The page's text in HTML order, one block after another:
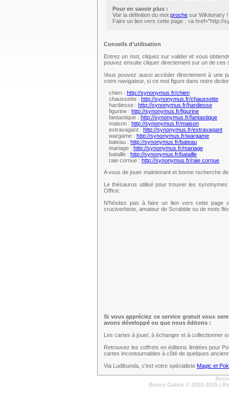
Pour en savoir plus :
Voir la définition du mot proche sur Wiktionary !
Faire un lien vers cette page : <a href="http://
Conseils d'utilisation
Entrez un mot, cliquez sur valider et vous
pouvez ensuite cliquer directement sur un de
Vous pouvez aussi accéder directement à une
votre navigateur, si ce mot figure dans notre
chien : http://synonymus.fr/chien
chaussette : http://synonymus.fr/chaussette
hardiesse : http://synonymus.fr/hardiesse
figurine : http://synonymus.fr/figurine
fantastique : http://synonymus.fr/fantastique
maison : http://synonymus.fr/maison
extravagant : http://synonymus.fr/extravagant
wargame : http://synonymus.fr/wargame
bateau : http://synonymus.fr/bateau
mariage : http://synonymus.fr/mariage
bataille : http://synonymus.fr/bataille
raie cornue : http://synonymus.fr/raie cornue
A vous de jouer maintenant et bonne recherche
Le thésaurus utilisé pour trouver les
Office.
N'hésitez pas à faire un lien vers cette
cruciverbiste, amateur de Scrabble ou de mots
Si vous appréciez ce service gratuit vous
avons développé ou que nous éditons :
Les cartes à jouer, à échanger et à collectionner
Retrouvez les coffrets en éditions limitées pour
cartes incontournables à côté de quelques
Via Ludibunda, c'est votre spécialiste Magic et
Bruno Galice © 2010-2025 |